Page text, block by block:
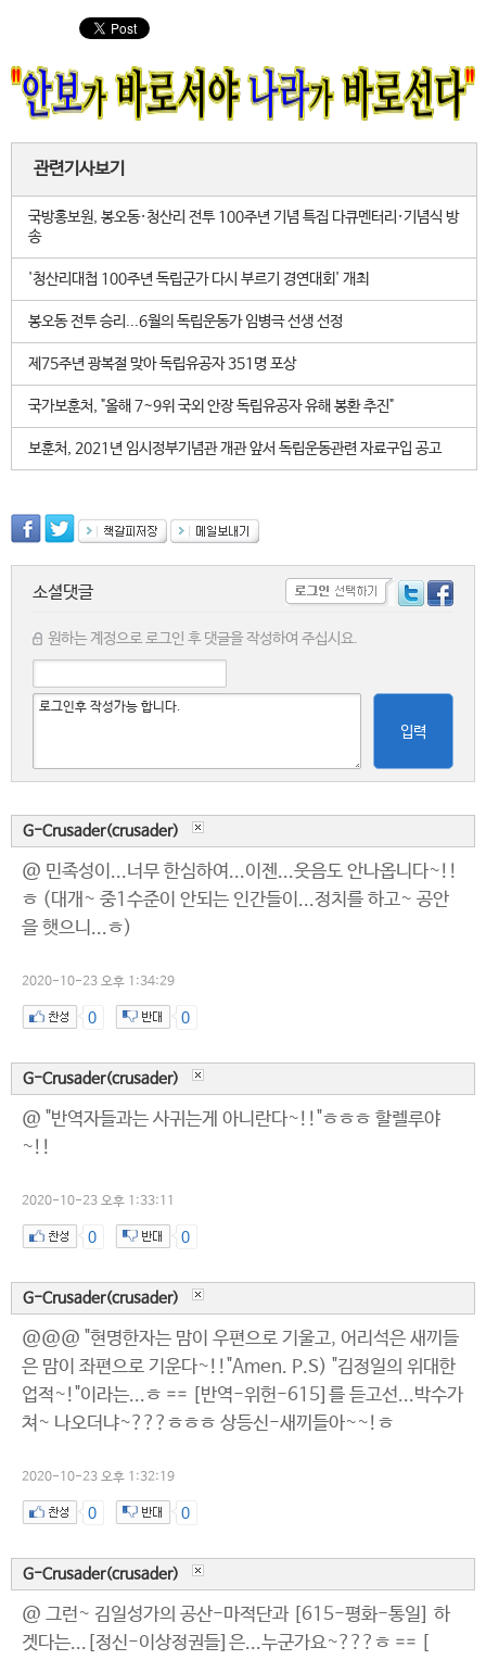
관련기사보기
국방홍보원, 봉오동·청산리 전투 100주년 기념 특집 다큐멘터리·기념식 방
송
'청산리대첩 100주년 독립군가 다시 부르기 경연대회' 개최
봉오동 전투 승리...6월의 독립운동가 임병극 선생 선정
제75주년 광복절 맞아 독립유공자 351명 포상
국가보훈처, "올해 7~9위 국외 안장 독립유공자 유해 봉환 추진"
보훈처, 2021년 임시정부기념관 개관 앞서 독립운동관련 자료구입 공고
소셜댓글
원하는 계정으로 로그인 후 댓글을 작성하여 주십시요.
입력
G-Crusader(crusader)
@ 민족성이...너무 한심하여...이젠...웃음도 안나옵니다~!!
ㅎ (대개~ 중1수준이 안되는 인간들이...정치를 하고~ 공안
을 햇으니...ㅎ)
2020-10-23 오후 1:34:29
0 0
G-Crusader(crusader)
@ "반역자들과는 사귀는게 아니란다~!!"ㅎㅎㅎ 할렐루야
~!!
2020-10-23 오후 1:33:11
0 0
G-Crusader(crusader)
@@@ "현명한자는 맘이 우편으로 기울고, 어리석은 새끼들
은 맘이 좌편으로 기운다~!!"Amen. P.S) "김정일의 위대한
업적~!"이라는...ㅎ == [반역-위헌-615]를 듣고선...박수가
쳐~ 나오더냐~???ㅎㅎㅎ 상등신-새끼들아~~!ㅎ
2020-10-23 오후 1:32:19
0 0
G-Crusader(crusader)
@ 그런~ 김일성가의 공산-마적단과 [615-평화-통일] 하
겟다는...[정신-이상정권들]은...누군가요~???ㅎ == [